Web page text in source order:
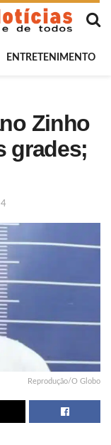
ENTRETENIMENTO
Zinho
grades;
Reprodução/O Globo